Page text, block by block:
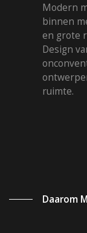
Modern
binnen
en grote
Design
ruimte.
Daarom